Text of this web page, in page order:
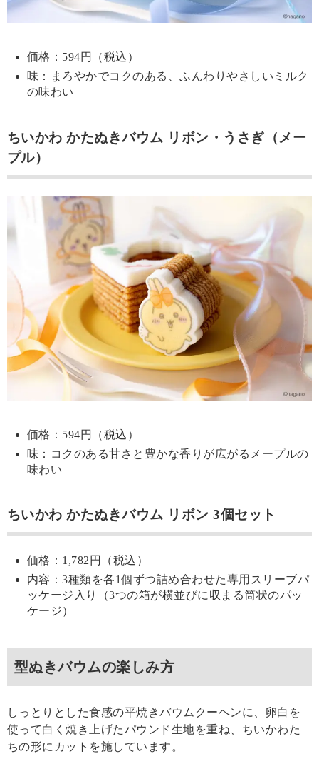
価格：594円（税込）
味：まろやかでコクのある、ふんわりやさしいミルク
の味わい
ちいかわ かたぬきバウム リボン・うさぎ（メー
プル）
価格：594円（税込）
味：コクのある甘さと豊かな香りが広がるメープルの
味わい
ちいかわ かたぬきバウム リボン 3個セット
価格：1,782円（税込）
内容：3種類を各1個ずつ詰め合わせた専用スリーブパ
ッケージ入り（3つの箱が横並びに収まる筒状のパッ
ケージ）
型ぬきバウムの楽しみ方
しっとりとした食感の平焼きバウムクーヘンに、卵白を
使って白く焼き上げたパウンド生地を重ね、ちいかわた
ちの形にカットを施しています。